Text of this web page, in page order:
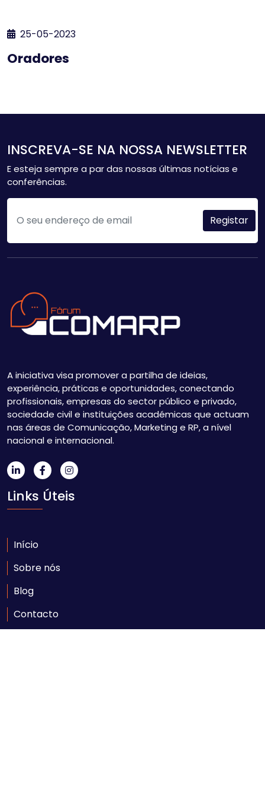
25-05-2023
Oradores
INSCREVA-SE NA NOSSA NEWSLETTER
E esteja sempre a par das nossas últimas notícias e
conferências.
A iniciativa visa promover a partilha de ideias,
experiência, práticas e oportunidades, conectando
profissionais, empresas do sector público e privado,
sociedade civil e instituições académicas que actuam
nas áreas de Comunicação, Marketing e RP, a nível
nacional e internacional.
Links Úteis
Início
Sobre nós
Blog
Contacto